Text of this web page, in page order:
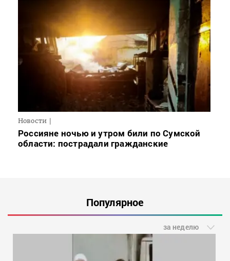
Новости
Россияне ночью и утром били по Сумской
области: пострадали гражданские
Популярное
за неделю